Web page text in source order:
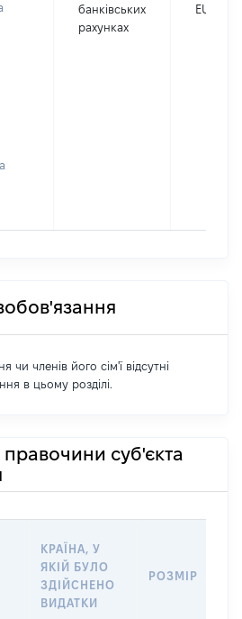
банківських
рахунках
EUR
чи членів його сім'ї відсутні
в цьому розділі.
правочини суб'єкта
КРАЇНА, У
ЯКІЙ БУЛО
ЗДІЙСНЕНО
ВИДАТКИ
РОЗМІР